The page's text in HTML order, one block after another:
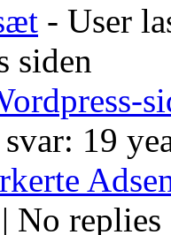
- User
siden
svar: 19
No replies